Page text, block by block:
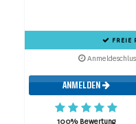
FREIE
ANMELDEN
100% Bewertung